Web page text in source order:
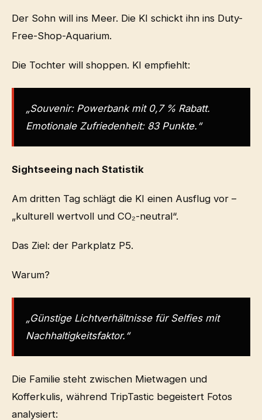
Der Sohn will ins Meer. Die KI schickt ihn ins Duty-
Free-Shop-Aquarium.
Die Tochter will shoppen. KI empfiehlt:
„Souvenir: Powerbank mit 0,7 % Rabatt.
Emotionale Zufriedenheit: 83 Punkte.“
Sightseeing nach Statistik
Am dritten Tag schlägt die KI einen Ausflug vor –
„kulturell wertvoll und CO₂-neutral“.
Das Ziel: der Parkplatz P5.
Warum?
„Günstige Lichtverhältnisse für Selfies mit
Nachhaltigkeitsfaktor.“
Die Familie steht zwischen Mietwagen und
Kofferkulis, während TripTastic begeistert Fotos
analysiert: